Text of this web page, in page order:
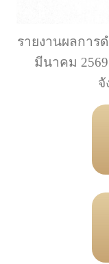
รายงานผลการ
มีนาคม
จั